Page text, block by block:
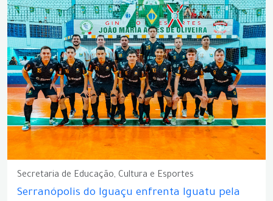
Secretaria de Educação, Cultura e Esportes
Serranópolis do Iguaçu enfrenta Iguatu pela